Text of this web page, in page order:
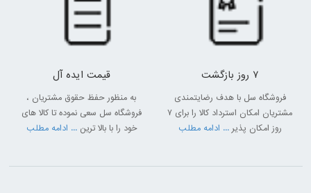
7 روز بازگشت
فروشگاه سل با هدف رضایتمندی
مشتریان امکان استرداد کالا را برای 7
روز امکان پذیر... ادامه مطلب
قیمت ایده آل
به منظور حفظ حقوق مشتریان ،
فروشگاه سل سعی نموده تا کالا های
خود را با بالا ترین ... ادامه مطلب